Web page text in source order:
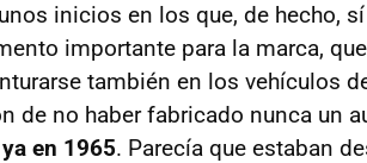
inicios en los que, de hecho,
importante para la marca,
también en los vehículos
de no haber fabricado nunca un
en 1965. Parecía que estaban